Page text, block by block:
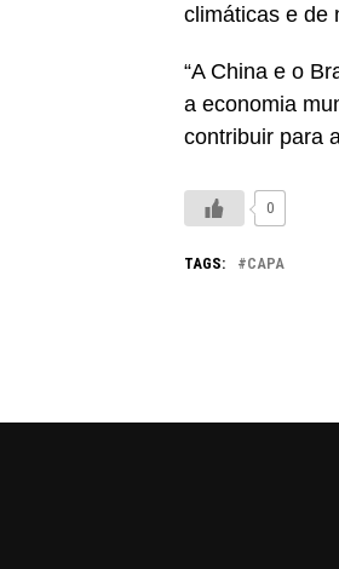
climáticas e de
“A China e o
a economia
contribuir para
0
TAGS: CAPA